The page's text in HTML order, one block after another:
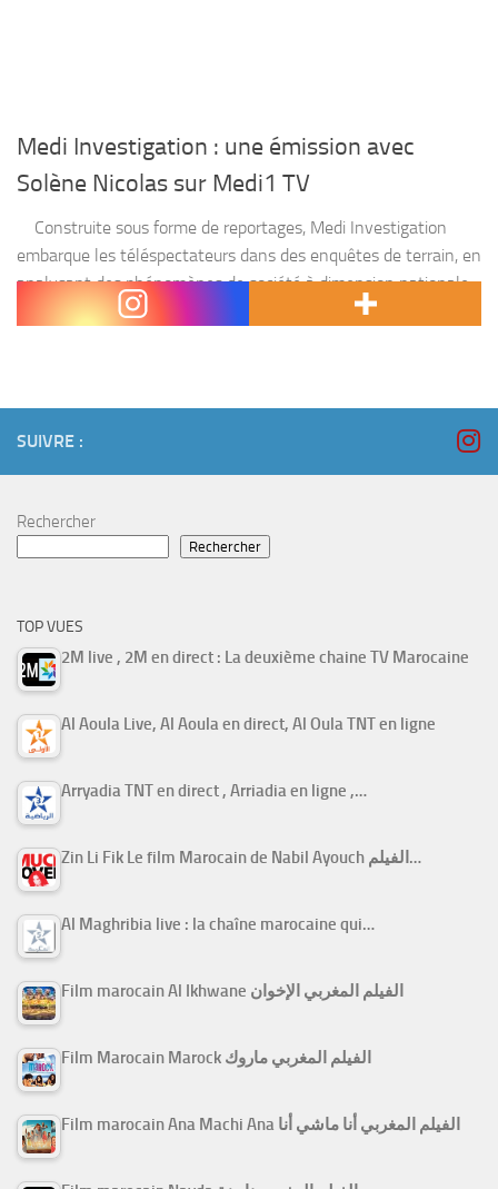
Medi Investigation : une émission avec
Solène Nicolas sur Medi1 TV
Construite sous forme de reportages, Medi Investigation
embarque les téléspectateurs dans des enquêtes de terrain, en
analysant des phénomènes de société à dimension nationale
et internationale. Deuxième Mardi du mois à 21h45...
SUIVRE :
Rechercher
Rechercher
TOP VUES
2M live , 2M en direct : La deuxième chaine TV Marocaine
Al Aoula Live, Al Aoula en direct, Al Oula TNT en ligne
Arryadia TNT en direct , Arriadia en ligne ,…
Zin Li Fik Le film Marocain de Nabil Ayouch الفيلم…
Al Maghribia live : la chaîne marocaine qui…
Film marocain Al Ikhwane الفيلم المغربي الإخوان
Film Marocain Marock الفيلم المغربي ماروك
Film marocain Ana Machi Ana الفيلم المغربي أنا ماشي أنا